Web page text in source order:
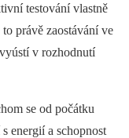
testování vlastně
právě zaostávání ve
v rozhodnutí
se od počátku
energií a schopnost